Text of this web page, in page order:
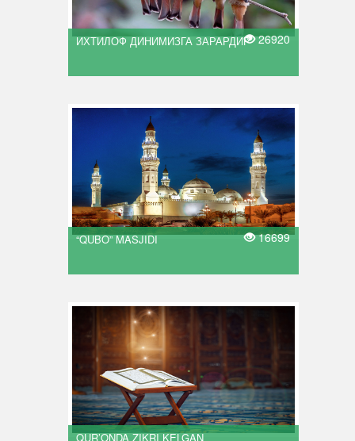
ИХТИЛОФ ДИНИМИЗГА ЗАРАРДИР 26920
“QUBO” MASJIDI 16699
QUR’ONDA ZIKRI KELGAN